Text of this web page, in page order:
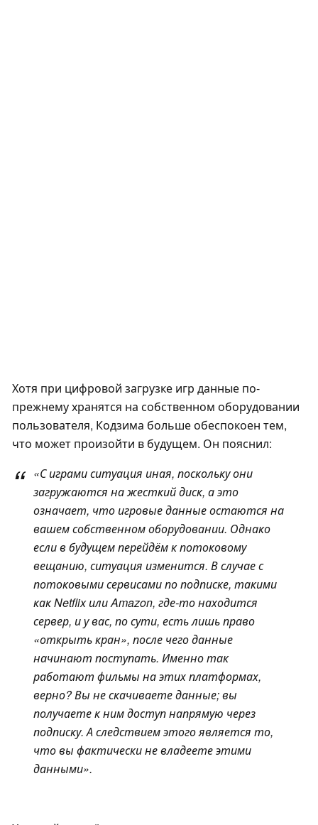
Хотя при цифровой загрузке игр данные по-
прежнему хранятся на собственном оборудовании
пользователя, Кодзима больше обеспокоен тем,
что может произойти в будущем. Он пояснил:
«С играми ситуация иная, поскольку они
загружаются на жесткий диск, а это
означает, что игровые данные остаются на
вашем собственном оборудовании. Однако
если в будущем перейдём к потоковому
вещанию, ситуация изменится. В случае с
потоковыми сервисами по подписке, такими
как Netflix или Amazon, где-то находится
сервер, и у вас, по сути, есть лишь право
«открыть кран», после чего данные
начинают поступать. Именно так
работают фильмы на этих платформах,
верно? Вы не скачиваете данные; вы
получаете к ним доступ напрямую через
подписку. А следствием этого является то,
что вы фактически не владеете этими
данными».